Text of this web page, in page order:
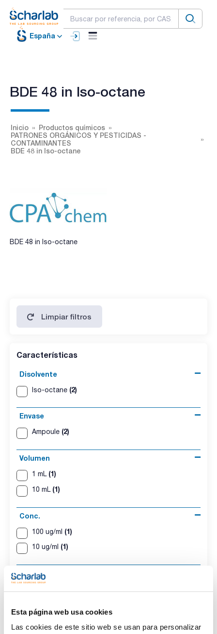
Esta página web usa cookies
Las cookies de este sitio web se usan para personalizar
España
BDE 48 in Iso-octane
Inicio
Productos químicos
PATRONES ORGÁNICOS Y PESTICIDAS -
CONTAMINANTES
BDE 48 in Iso-octane
BDE 48 in Iso-octane
Limpiar filtros
Características
Disolvente
Iso-octane (2)
Envase
Ampoule (2)
Volumen
1 mL (1)
10 mL (1)
Conc.
100 ug/ml (1)
10 ug/ml (1)
CAS